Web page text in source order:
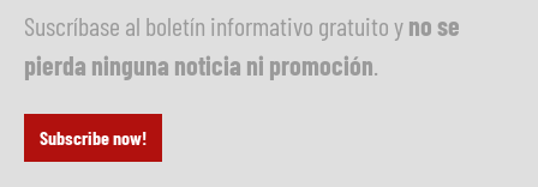
Suscríbase al boletín informativo gratuito yno se
pierda ninguna noticia ni promoción
Subscribe now!